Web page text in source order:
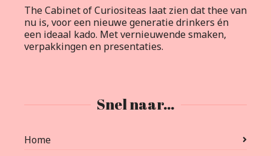
The Cabinet of Curiositeas laat zien dat thee van
nu is, voor een nieuwe generatie drinkers én
een ideaal kado. Met vernieuwende smaken,
verpakkingen en presentaties.
Snel naar…
Home